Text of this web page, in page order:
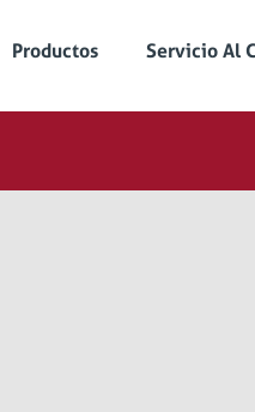
Productos Servicio Al